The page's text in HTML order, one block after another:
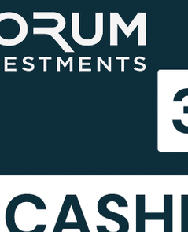
wijzigen, opvragen, raadplegen,
afschermen, wissen of
verwijst naar de rechtspersoon
overheid, enz.) of natuurlijk
of samen met anderen, het
middelen voor de verwerking
verwijst naar entiteiten die
delen voor hun eigen,
entiteit worden uitgevoerd.
zelfstandig over de doeleinden